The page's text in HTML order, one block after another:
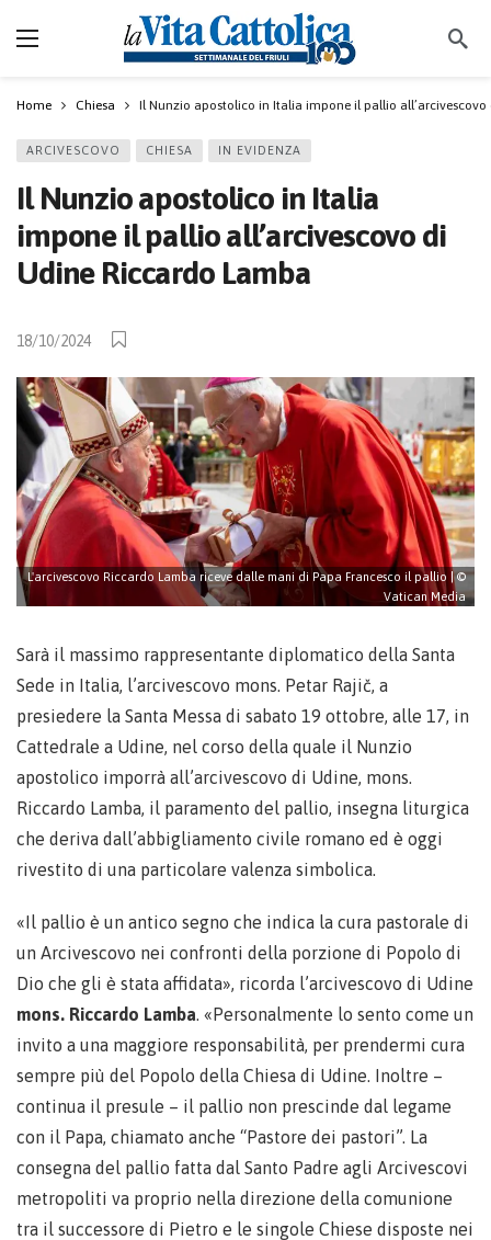
Home Chiesa Il Nunzio apostolico in Italia impone il pallio
ARCIVESCOVO CHIESA IN EVIDENZA
Il Nunzio apostolico in Italia
impone il pallio all’arcivescovo di
Udine Riccardo Lamba
18/10/2024
L'arcivescovo Riccardo Lamba riceve dalle mani di Papa Francesco il pallio | ©
Vatican Media
Sarà il massimo rappresentante diplomatico della Santa
Sede in Italia, l’arcivescovo mons. Petar Rajič, a
presiedere la Santa Messa di sabato 19 ottobre, alle 17, in
Cattedrale a Udine, nel corso della quale il Nunzio
apostolico imporrà all’arcivescovo di Udine, mons.
Riccardo Lamba, il paramento del pallio, insegna liturgica
che deriva dall’abbigliamento civile romano ed è oggi
rivestito di una particolare valenza simbolica.
«Il pallio è un antico segno che indica la cura pastorale di
un Arcivescovo nei confronti della porzione di Popolo di
Dio che gli è stata affidata», ricorda l’arcivescovo di Udine
mons. Riccardo Lamba. «Personalmente lo sento come un
invito a una maggiore responsabilità, per prendermi cura
sempre più del Popolo della Chiesa di Udine. Inoltre –
continua il presule – il pallio non prescinde dal legame
con il Papa, chiamato anche “Pastore dei pastori”. La
consegna del pallio fatta dal Santo Padre agli Arcivescovi
metropoliti va proprio nella direzione della comunione
tra il successore di Pietro e le singole Chiese disposte nei